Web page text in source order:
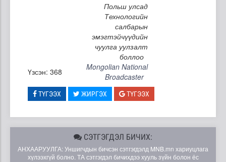
Польш улсад
Технологийн
салбарын
эмэгтэйчүүдийн
чуулга уулзалт
боллоо
Үзсэн: 368
Mongolian National
Broadcaster
ТҮГЭЭХ ЖИРГЭХ ТҮГЭЭХ
СЭТГЭГДЭЛ БИЧИХ:
АНХААРУУЛГА: Уншигчдын бичсэн сэтгэгдэлд MNB.mn хариуцлага
хүлээхгүй болно. ТА сэтгэгдэл бичихдээ хууль зүйн болон ёс